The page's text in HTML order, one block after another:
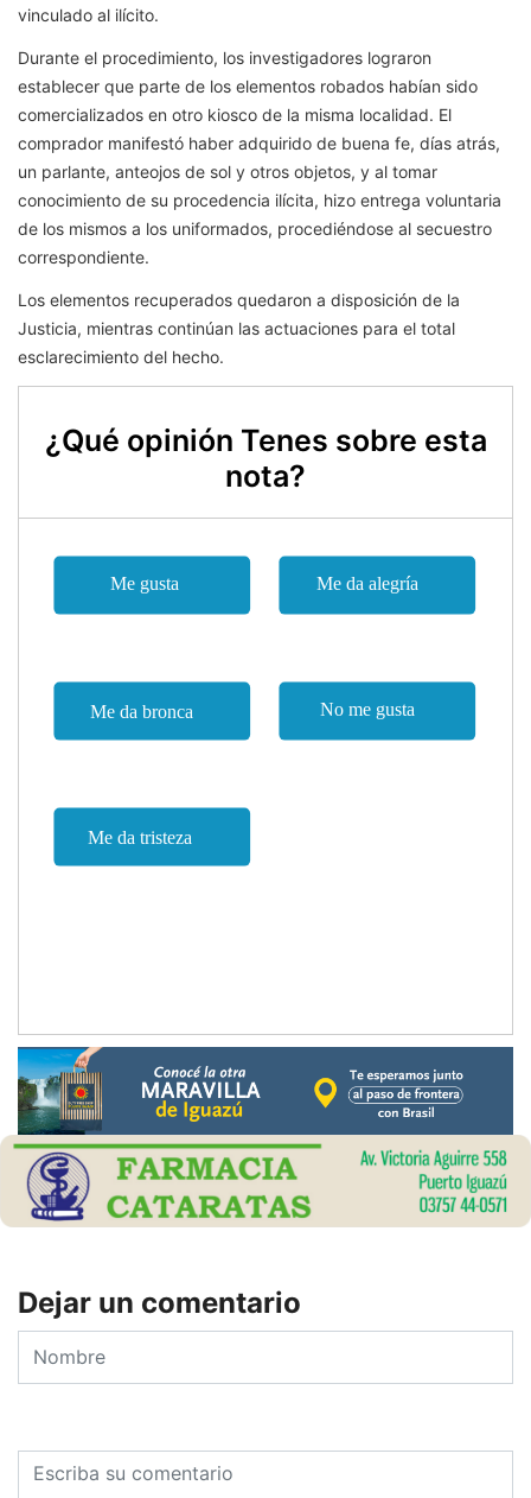
vinculado al ilícito.
Durante el procedimiento, los investigadores lograron
establecer que parte de los elementos robados habían sido
comercializados en otro kiosco de la misma localidad. El
comprador manifestó haber adquirido de buena fe, días atrás,
un parlante, anteojos de sol y otros objetos, y al tomar
conocimiento de su procedencia ilícita, hizo entrega voluntaria
de los mismos a los uniformados, procediéndose al secuestro
correspondiente.
Los elementos recuperados quedaron a disposición de la
Justicia, mientras continúan las actuaciones para el total
esclarecimiento del hecho.
¿Qué opinión Tenes sobre esta
nota?
Dejar un comentario